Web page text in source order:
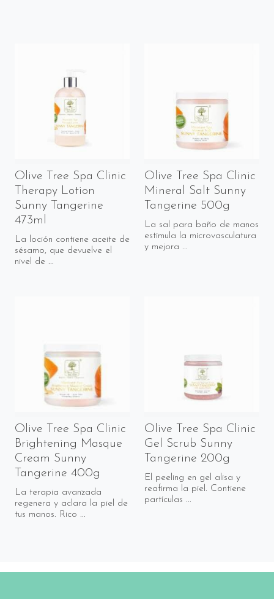
Olive Tree Spa Clinic
Therapy Lotion
Sunny Tangerine
473ml
La loción contiene aceite de
sésamo, que devuelve el
nivel de ...
Olive Tree Spa Clinic
Mineral Salt Sunny
Tangerine 500g
La sal para baño de manos
estimula la microvasculatura
y mejora ...
Olive Tree Spa Clinic
Brightening Masque
Cream Sunny
Tangerine 400g
La terapia avanzada
regenera y aclara la piel de
tus manos. Rico ...
Olive Tree Spa Clinic
Gel Scrub Sunny
Tangerine 200g
El peeling en gel alisa y
reafirma la piel. Contiene
partículas ...